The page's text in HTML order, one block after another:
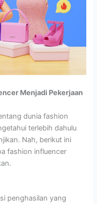
Menjadi Pekerjaan
dunia fashion
terlebih dahulu
Nah, berikut ini
fashion influencer
penghasilan yang